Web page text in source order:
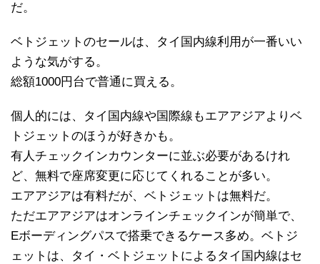
だ。
ベトジェットのセールは、タイ国内線利用が一番いい
ような気がする。
総額1000円台で普通に買える。
個人的には、タイ国内線や国際線もエアアジアよりベ
トジェットのほうが好きかも。
有人チェックインカウンターに並ぶ必要があるけれ
ど、無料で座席変更に応じてくれることが多い。
エアアジアは有料だが、ベトジェットは無料だ。
ただエアアジアはオンラインチェックインが簡単で、
Eボーディングパスで搭乗できるケース多め。ベトジ
ェットは、タイ・ベトジェットによるタイ国内線はセ